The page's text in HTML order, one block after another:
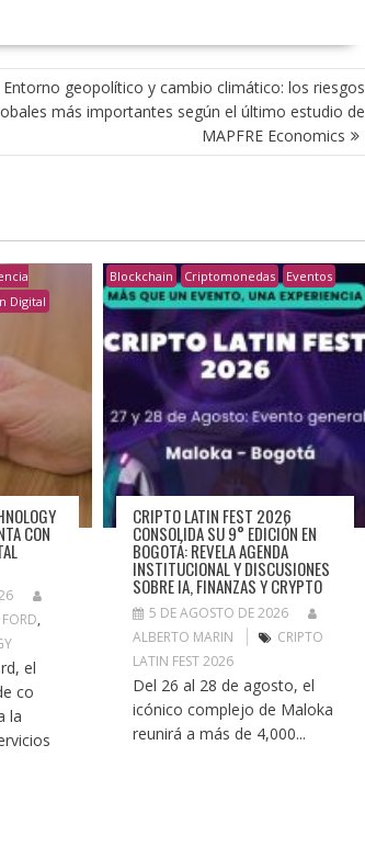
Entorno geopolítico y cambio climático: los riesgos
más importantes según el último estudio de
MAPFRE Economics
Digital
CON
FORD,
el
co
la
Blockchain Criptomonedas Eventos
CRIPTO LATIN FEST 2026
CONSOLIDA SU 9° EDICIÓN EN
BOGOTÁ: REVELA AGENDA
INSTITUCIONAL Y DISCUSIONES
SOBRE IA, FINANZAS Y CRYPTO
5 DE AGOSTO DE 2026
ALBERTO MARIN
CRIPTO
LATIN FEST 2026
Del 26 al 28 de agosto, el
icónico complejo de Maloka
reunirá a más de 4,000...